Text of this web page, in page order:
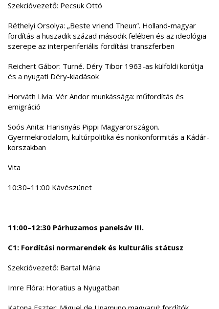
Szekcióvezető: Pecsuk Ottó
Réthelyi Orsolya: „Beste vriend Theun”. Holland-magyar
fordítás a huszadik század második felében és az ideológia
szerepe az interperiferiális fordítási transzferben
Reichert Gábor: Turné. Déry Tibor 1963-as külföldi körútja
és a nyugati Déry-kiadások
Horváth Lívia: Vér Andor munkássága: műfordítás és
emigráció
Soós Anita: Harisnyás Pippi Magyarországon.
Gyermekirodalom, kultúrpolitika és nonkonformitás a Kádár-
korszakban
Vita
10:30–11:00 Kávészünet
11:00–12:30 Párhuzamos panelsáv III.
C1: Fordítási normarendek és kulturális státusz
Szekcióvezető: Bartal Mária
Imre Flóra: Horatius a Nyugatban